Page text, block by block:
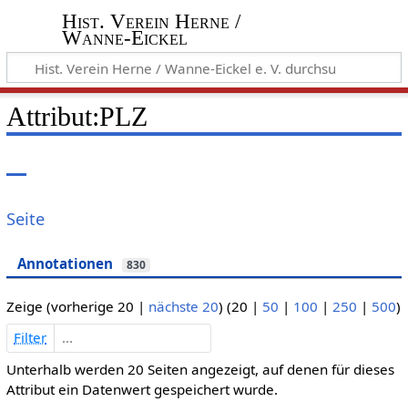
Hist. Verein Herne /
Wanne-Eickel
Attribut:PLZ
Seite
Annotationen 830
Zeige (vorherige 20 | nächste 20) (20 | 50 | 100 | 250 | 500)
Filter
Unterhalb werden 20 Seiten angezeigt, auf denen für dieses
Attribut ein Datenwert gespeichert wurde.